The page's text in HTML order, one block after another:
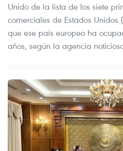
Unido de la lista de los siete
comerciales de Estados Unidos
que ese país europeo ha
años, según la agencia